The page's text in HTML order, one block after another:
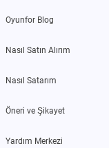
Oyunfor Blog
Nasıl Satın Alırım
Nasıl Satarım
Öneri ve Şikayet
Yardım Merkezi